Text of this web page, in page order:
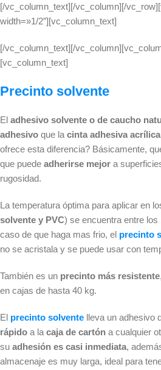
[/vc_column_text][/vc_column][/
width=»1/2″][vc_column_text]
[/vc_column_text][/
[vc_column_text]
Precinto solvente
El adhesivo solvente o de caucho
adhesivo que la cinta adhesiva acrílica
ofrece esta diferencia? Básicamente,
que puede adherirse mejor a
rugosidad.
La temperatura óptima para aplicar en
solvente y PVC) se encuentra entre los
caso de que haga mas frio, el precinto
no se acristala y se puede usar con
También es un precinto más resistente
en cajas de hasta 40 kg.
El precinto solvente lleva un adhesivo
rápido a la caja de cartón a cualquier
su adhesión es casi inmediata,
almacenaje es muy larga, ideal para